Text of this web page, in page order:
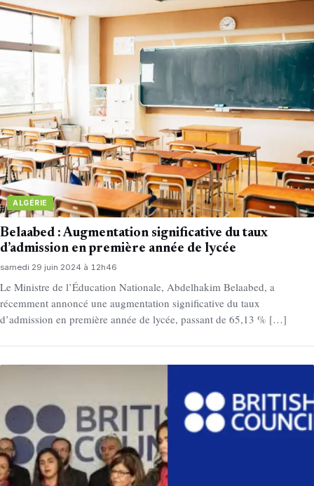
ALGÉRIE
Belaabed : Augmentation significative du taux
d’admission en première année de lycée
samedi 29 juin 2024 à 12h46
Le Ministre de l’Éducation Nationale, Abdelhakim Belaabed, a
récemment annoncé une augmentation significative du taux
d’admission en première année de lycée, passant de 65,13 % […]